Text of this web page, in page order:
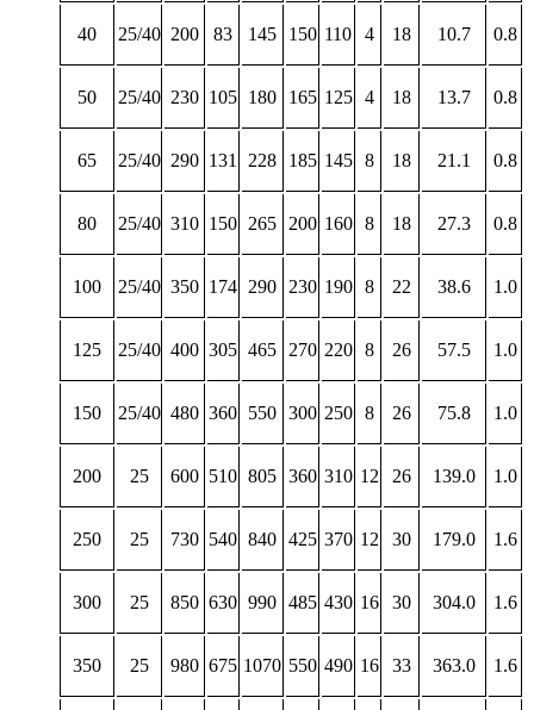
40 25/40 200 83 145 150 110 4 18 10.7 0.8
50 25/40 230 105 180 165 125 4 18 13.7 0.8
65 25/40 290 131 228 185 145 8 18 21.1 0.8
80 25/40 310 150 265 200 160 8 18 27.3 0.8
100 25/40 350 174 290 230 190 8 22 38.6 1.0
125 25/40 400 305 465 270 220 8 26 57.5 1.0
150 25/40 480 360 550 300 250 8 26 75.8 1.0
200 25 600 510 805 360 310 12 26 139.0 1.0
250 25 730 540 840 425 370 12 30 179.0 1.6
300 25 850 630 990 485 430 16 30 304.0 1.6
350 25 980 675 1070 550 490 16 33 363.0 1.6